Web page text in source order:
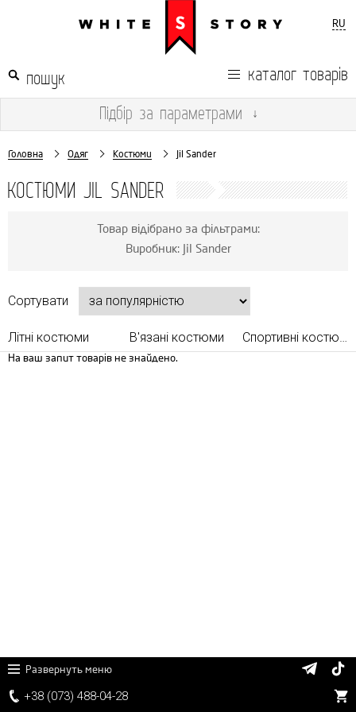
+38 (073) 488-04-28
RU
каталог товарів
Підбір за параметрами ↓
Головна Одяг Костюми Jil Sander
КОСТЮМИ JIL SANDER
Товар відібрано за фільтрами:
Виробник: Jil Sander
Сортувати
Літні костюми В'язані костюми
На ваш запит товарів не знайдено.
Развернуть меню